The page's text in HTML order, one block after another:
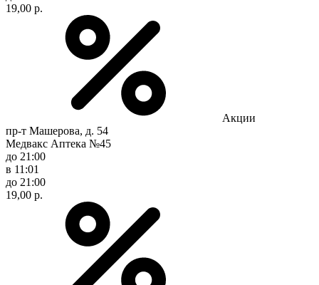
19,00 р.
Акции
пр-т Машерова, д. 54
Медвакс Аптека №45
до 21:00
в 11:01
до 21:00
19,00 р.